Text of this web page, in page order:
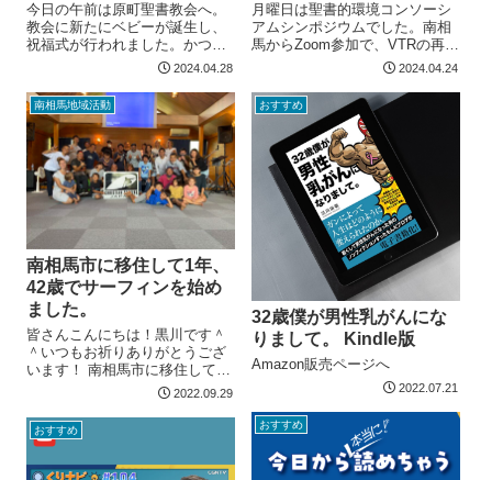
今日の午前は原町聖書教会へ。
教会に新たにベビーが誕生し、
祝福式が行われました。かつて
原町の小学校でALTティーチャ
ざわざ仙台から来てくれた。と
ても愛情深いナイジェリア人
来...
2024.04.28
月曜日は聖書的環境コンソーシ
アムシンポジウムでした。南相
馬からZoom参加で、VTRの再生
とZoom管理をしました。 Zoom
でデザインさせていただきまし
た 次の日、ア...
2024.04.24
南相馬地域活動
南相馬市に移住して1年、
42歳でサーフィンを始め
ました。
皆さんこんにちは！黒川です＾
＾いつもお祈りありがとうござ
います！ 南相馬市に移住して1
年が経とうとしています。ここ
に来てから本当に多くの恵みに
預かっていてとても幸せです。
そんな中、また新たな取組を
2022.09.29
おすすめ
32歳僕が男性乳がんにな
りまして。 Kindle版
Amazon販売ページへ
2022.07.21
おすすめ
おすすめ